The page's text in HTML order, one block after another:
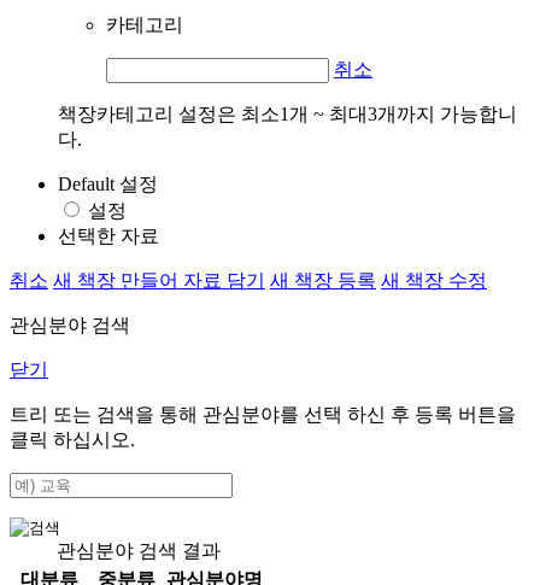
카테고리
취소
책장카테고리 설정은 최소1개 ~ 최대3개까지 가능합니
다.
Default 설정
설정
선택한 자료
취소 새 책장 만들어 자료 담기 새 책장 등록 새 책장 수정
관심분야 검색
닫기
트리 또는 검색을 통해 관심분야를 선택 하신 후 등록 버튼을
클릭 하십시오.
관심분야 검색 결과
대분류
중분류 관심분야명